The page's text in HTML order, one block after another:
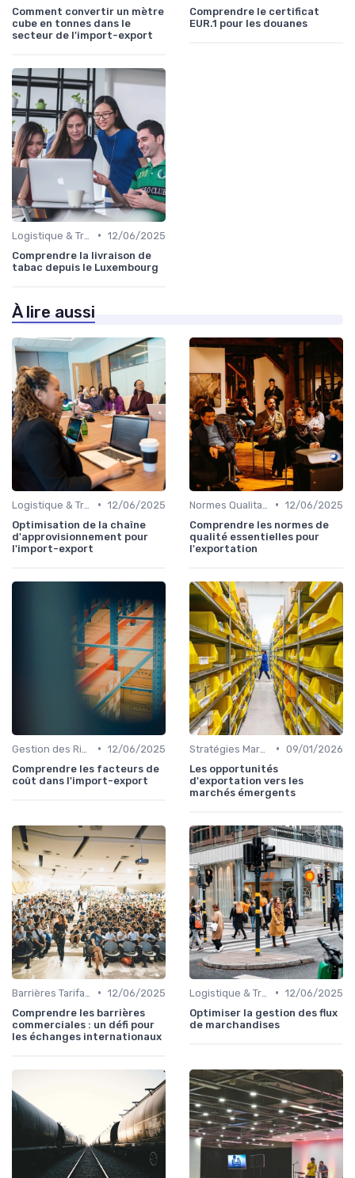
Comment convertir un mètre
cube en tonnes dans le
secteur de l'import-export
Comprendre le certificat
EUR.1 pour les douanes
• 12/06/2025
Comprendre la livraison de
tabac depuis le Luxembourg
À lire aussi
• 12/06/2025
Optimisation de la chaîne
d'approvisionnement pour
l'import-export
• 12/06/2025
Comprendre les normes de
qualité essentielles pour
l'exportation
• 12/06/2025
Comprendre les facteurs de
coût dans l'import-export
• 09/01/2026
Les opportunités
d'exportation vers les
marchés émergents
• 12/06/2025
Comprendre les barrières
commerciales : un défi pour
les échanges internationaux
• 12/06/2025
Optimiser la gestion des flux
de marchandises